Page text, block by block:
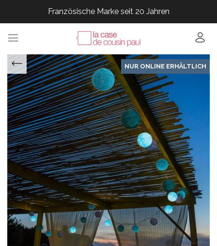
Französische Marke seit 20 Jahren
Französische Marke seit 20 Jahren
Französische Marke seit 20 Jahren
NUR ONLINE ERHÄLTLICH